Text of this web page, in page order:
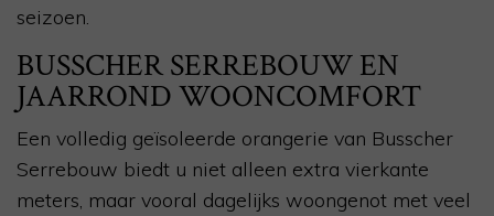
seizoen.
BUSSCHER SERREBOUW EN
JAARROND WOONCOMFORT
Een volledig geïsoleerde orangerie van Busscher
Serrebouw biedt u niet alleen extra vierkante
meters, maar vooral dagelijks woongenot met veel